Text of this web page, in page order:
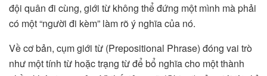
đội quân đi cùng, giới từ không thể đứng một mình mà phải
có một “người đi kèm” làm rõ ý nghĩa của nó.
Về cơ bản, cụm giới từ (Prepositional Phrase) đóng vai trò
như một tính từ hoặc trạng từ để bổ nghĩa cho một thành